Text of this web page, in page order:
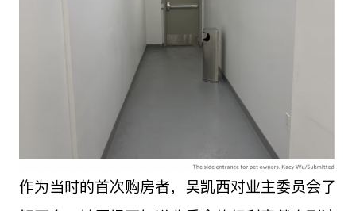
作为当时的首次购房者，吴凯西对业主委员会了